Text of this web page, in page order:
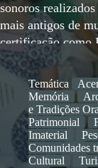
sonoros
mais antigos de
certificação como
escopo de
museologia social.
Temática
Memória
e Tradições
Patrimonial
Imaterial
Comunidades
Cultural